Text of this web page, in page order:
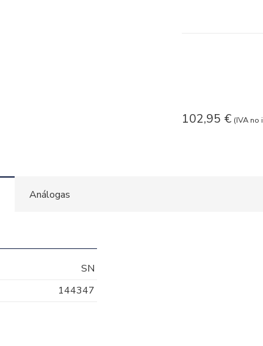
102,95 € (IVA no
Análogas
SN
144347